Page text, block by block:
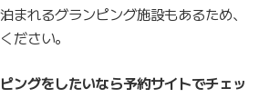
まれるグランピング施設もあるため、
ださい。
ングをしたいなら予約サイトでチェッ